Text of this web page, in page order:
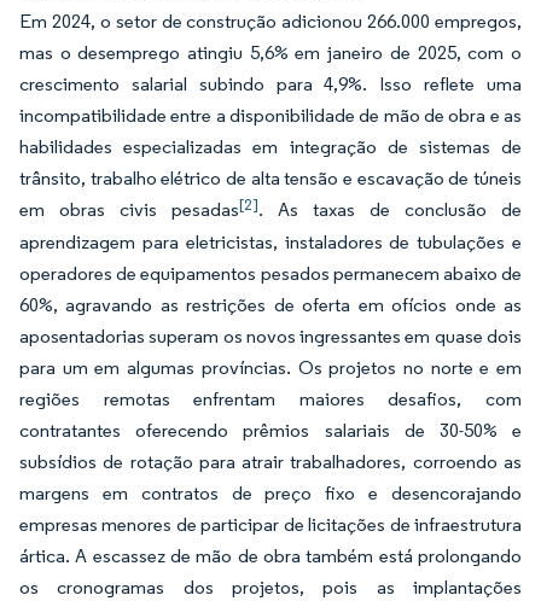
Em 2024, o setor de construção adicionou 266.000 empregos,
mas o desemprego atingiu 5,6% em janeiro de 2025, com o
crescimento salarial subindo para 4,9%. Isso reflete uma
incompatibilidade entre a disponibilidade de mão de obra e as
habilidades especializadas em integração de sistemas de
trânsito, trabalho elétrico de alta tensão e escavação de túneis
em obras civis pesadas[2]. As taxas de conclusão de
aprendizagem para eletricistas, instaladores de tubulações e
operadores de equipamentos pesados permanecem abaixo de
60%, agravando as restrições de oferta em ofícios onde as
aposentadorias superam os novos ingressantes em quase dois
para um em algumas províncias. Os projetos no norte e em
regiões remotas enfrentam maiores desafios, com
contratantes oferecendo prêmios salariais de 30-50% e
subsídios de rotação para atrair trabalhadores, corroendo as
margens em contratos de preço fixo e desencorajando
empresas menores de participar de licitações de infraestrutura
ártica. A escassez de mão de obra também está prolongando
os cronogramas dos projetos, pois as implantações